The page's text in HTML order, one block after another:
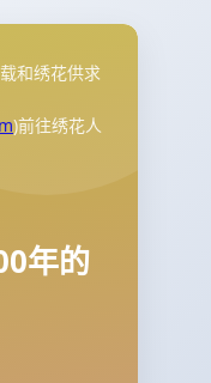
和绣花供求
)前往绣花人
年的